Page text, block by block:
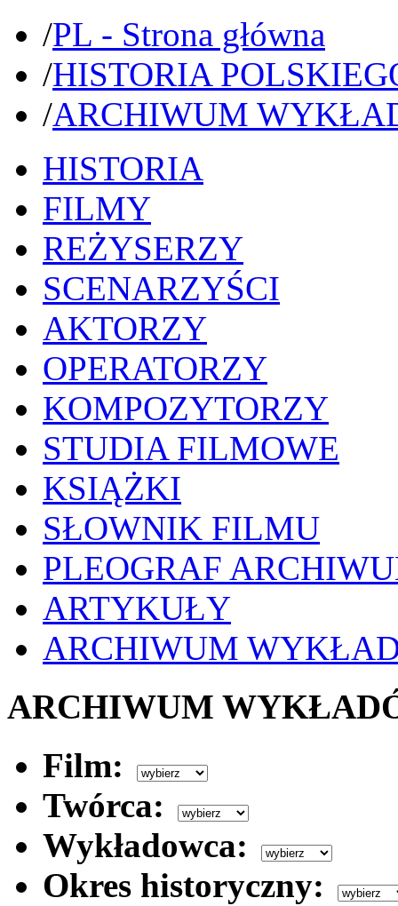
/PL - Strona główna
/HISTORIA
/ARCHIWUM
HISTORIA
FILMY
REŻYSERZY
SCENARZYŚCI
AKTORZY
OPERATORZY
KOMPOZYTORZY
STUDIA FILMOWE
KSIĄŻKI
SŁOWNIK FILMU
PLEOGRAF
ARTYKUŁY
ARCHIWUM
ARCHIWUM
Film:
Twórca:
Wykładowca:
Okres historyczny: